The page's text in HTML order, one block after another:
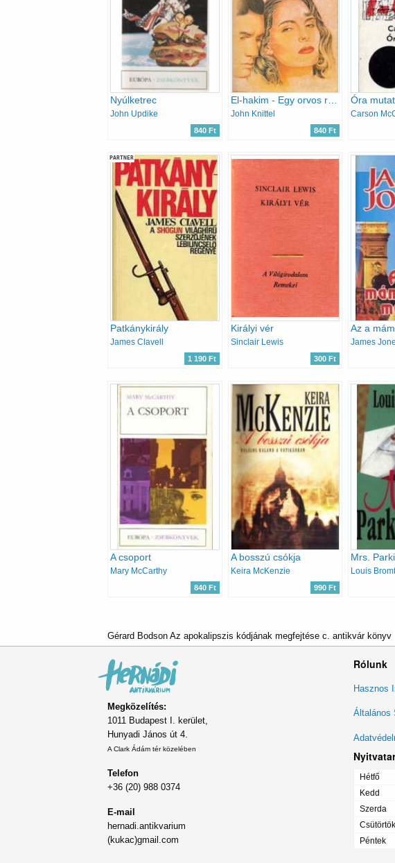
Nyúlketrec
John Updike
840 Ft
El-hakim - Egy orvos regénye
John Knittel
840 Ft
Óra
Carson
PARTNER
Patkánykirály
James Clavell
1 190 Ft
Királyi vér
Sinclair Lewis
300 Ft
Az a
James
A csoport
Mary McCarthy
840 Ft
A bosszú csókja
Keira McKenzie
990 Ft
Mrs.
Louis
Gérard Bodson Az apokalipszis kódjának megfejtése c. antikvár könyv
Megközelítés:
1011 Budapest I. kerület,
Hunyadi János út 4.
A Clark Ádám tér közelében
Telefon
+36 (20) 988 0374
E-mail
hernadi.antikvarium
(kukac)gmail.com
Rólunk
menü
Hasznos
Általános
Hétfő
Kedd
Szerda
Csütörtök
Péntek